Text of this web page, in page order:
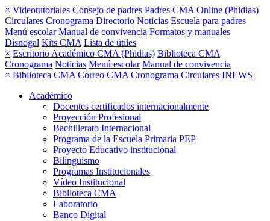
× Videotutoriales Consejo de padres Padres CMA Online (Phidias)
Circulares Cronograma Directorio Noticias Escuela para padres
Menú escolar Manual de convivencia Formatos y manuales
Disnogal Kits CMA Lista de útiles
× Escritorio Académico CMA (Phidias) Biblioteca CMA
Cronograma Noticias Menú escolar Manual de convivencia
× Biblioteca CMA Correo CMA Cronograma Circulares INEWS
Académico
Docentes certificados internacionalmente
Proyección Profesional
Bachillerato Internacional
Programa de la Escuela Primaria PEP
Proyecto Educativo institucional
Bilingüismo
Programas Institucionales
Vídeo Institucional
Biblioteca CMA
Laboratorio
Banco Digital